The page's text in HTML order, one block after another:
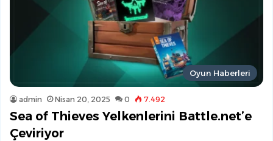
Oyun Haberleri
admin Nisan 20, 2025 0 7.492
Sea of Thieves Yelkenlerini Battle.net’e
Çeviriyor